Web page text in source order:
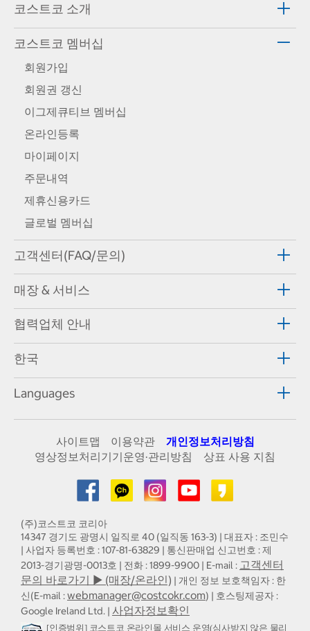
코스트코 소개
코스트코 멤버십
회원가입
회원권 갱신
이그제큐티브 멤버십
온라인등록
마이페이지
주문내역
제휴신용카드
글로벌 멤버십
고객센터(FAQ/문의)
매장 & 서비스
협력업체 안내
한국
Languages
사이트맵 이용약관
개인정보처리방침
영상정보처리기기운영·관리방침
상표 사용 지침
(주)코스트코 코리아
14347 경기도 광명시 일직로 40 (일직동 163-3) | 대표자 : 조민수
| 사업자 등록번호 : 107-81-63829 | 통신판매업 신고번호 : 제
2013-경기광명-0013호 | 전화 : 1899-9900 | E-mail : 고객센터
문의 바로가기 ▶ (매장/온라인) | 개인 정보 보호책임자 : 한
신(E-mail :webmanager@costcokr.com) | 호스팅제공자 :
Google Ireland Ltd. | 사업자정보확인
[인증범위] 코스트코 온라인몰 서비스 운영(심사받지 않은 물리